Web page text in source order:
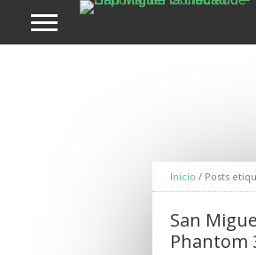
Inicio / Posts
San
Phantom